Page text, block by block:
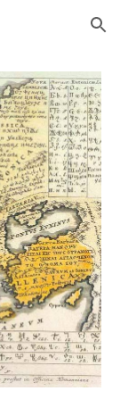
Skip to navigation